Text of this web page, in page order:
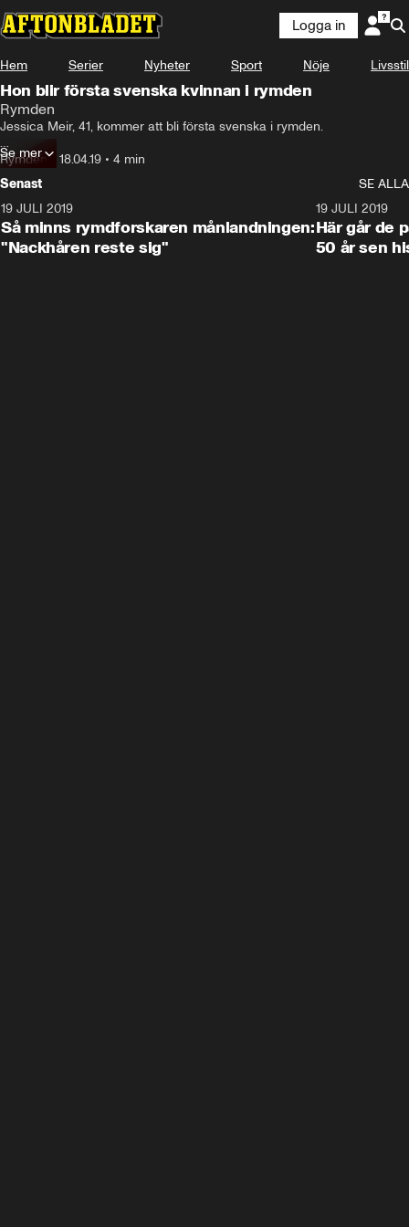
Logga in
Hem Serier Nyheter Sport Nöje Livsstil
Hon blir första svenska kvinnan i rymden
Rymden
Jessica Meir, 41, kommer att bli första svenska i rymden.
NASA meddelade i dag att svenskamerikanska astronauten kommer
att åka till rymdstationen ISS i september.
Rymden• 18.04.19 • 4 min
Se mer
Senast
SE ALLA
19 JULI 2019
Så minns rymdforskaren månlandningen:
"Nackhåren reste sig"
19 JULI 2019
Här går de
50 år sen